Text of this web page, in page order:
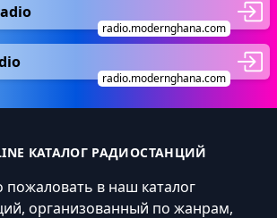
radio.modernghana.com
radio.modernghana.com
КАТАЛОГ РАДИОСТАНЦИЙ
пожаловать в наш каталог
организованный по жанрам,